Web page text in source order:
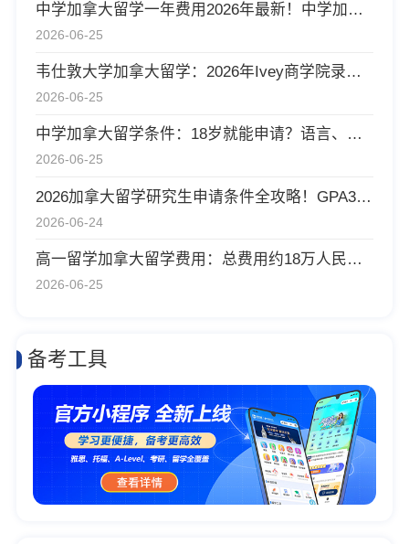
中学加拿大留学一年费用2026年最新！中学加拿大留学一年费用要花多少钱？
2026-06-25
韦仕敦大学加拿大留学：2026年Ivey商学院录取率12%，起薪$125,000 CAD的黄金通道！
2026-06-25
中学加拿大留学条件：18岁就能申请？语言、费用、监护人全解析！
2026-06-25
2026加拿大留学研究生申请条件全攻略！GPA3.5+，雅思7.0+，存款20万起
2026-06-24
高一留学加拿大留学费用：总费用约18万人民币_年，比中学毕业低15%，申请条件高一在读，平均分85%+，雅思5.5+
2026-06-25
备考工具